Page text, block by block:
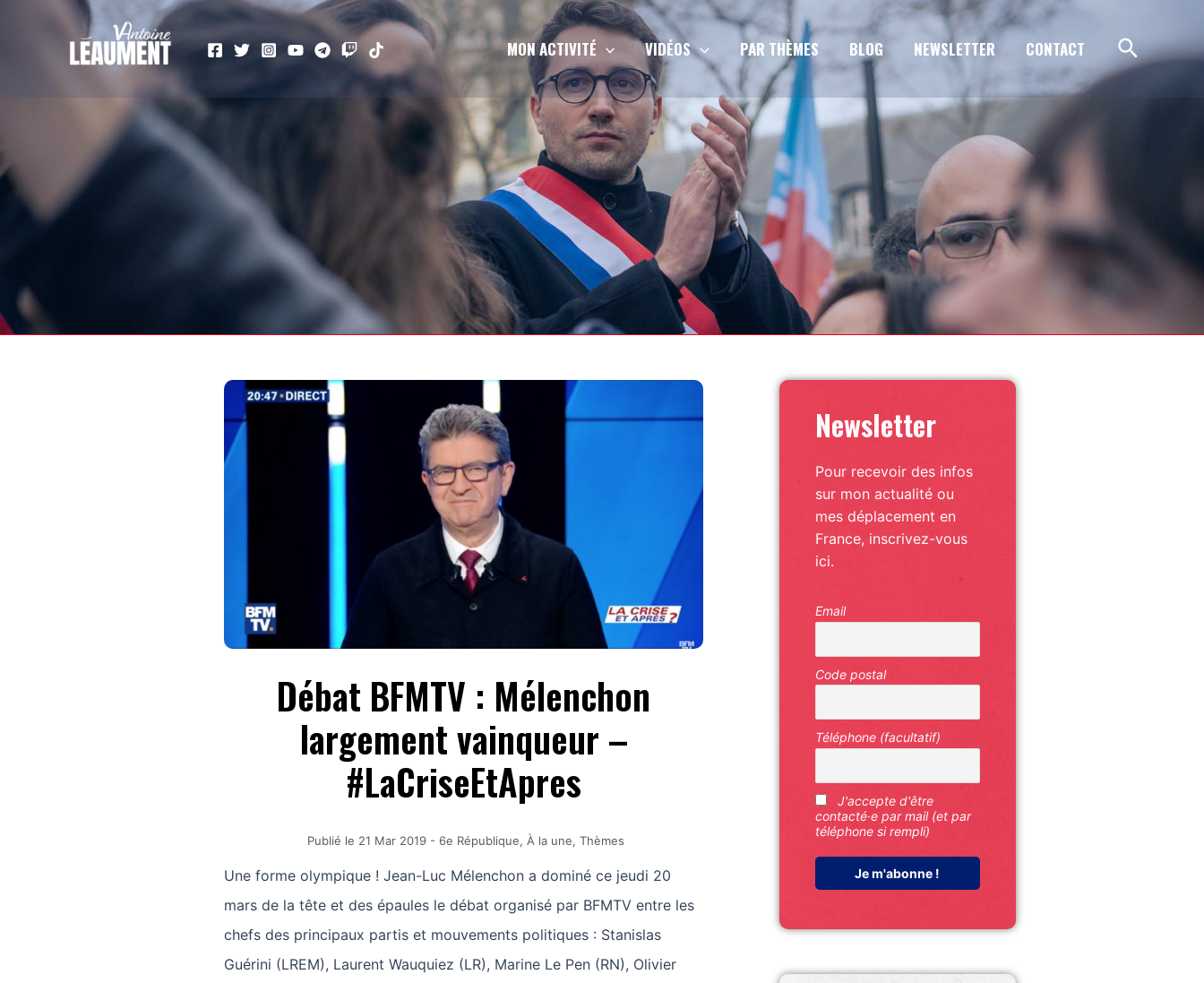
MON ACTIVITÉ VIDÉOS PAR THÈMES BLOG NEWSLETTER CONTACT
Débat BFMTV : Mélenchon
largement vainqueur –
#LaCriseEtApres
Publié le 21 Mar 2019 - 6e République, À la une, Thèmes
Une forme olympique ! Jean-Luc Mélenchon a dominé ce jeudi 20
mars de la tête et des épaules le débat organisé par BFMTV entre les
chefs des principaux partis et mouvements politiques : Stanislas
Guérini (LREM), Laurent Wauquiez (LR), Marine Le Pen (RN), Olivier
Newsletter
Pour recevoir des infos
sur mon actualité ou
mes déplacement en
France, inscrivez-vous
ici.
Email
Code postal
Téléphone (facultatif)
J'accepte d'être
contacté·e par mail (et par
téléphone si rempli)